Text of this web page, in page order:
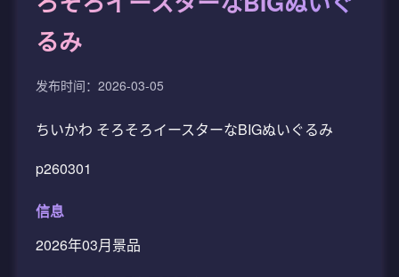
るみ
发布时间：2026-03-05
ちいかわ そろそろイースターなBIGぬいぐるみ
p260301
信息
2026年03月景品